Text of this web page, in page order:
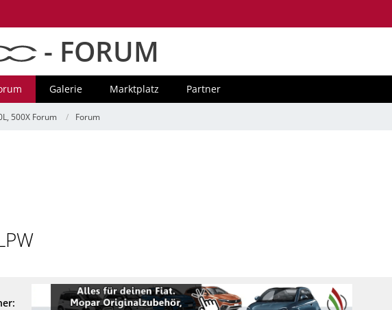
- FORUM
Galerie Marktplatz Partner
500X Forum Forum